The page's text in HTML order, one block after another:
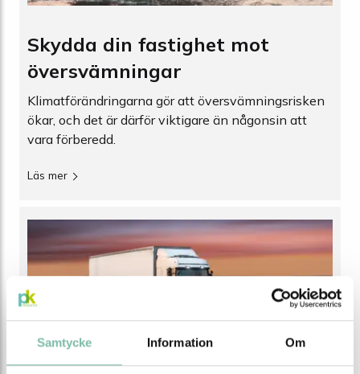
Samtycke Information Om
Skydda din fastighet mot
översvämningar
Klimatförändringarna gör att översvämningsrisken
ökar, och det är därför viktigare än någonsin att
vara förberedd.
Läs mer